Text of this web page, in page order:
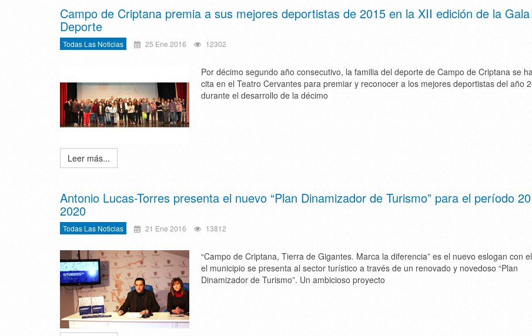
Campo de Criptana premia a sus mejores deportistas de 2015 en la XII edición de la
Deporte
Todas Las Noticias 25 Ene 2016 12302
Por décimo segundo año consecutivo, la familia del deporte de Campo de Criptana se
cita en el Teatro Cervantes para premiar y reconocer a los mejores deportistas del año
durante el desarrollo de la décimo
Leer más...
Antonio Lucas-Torres presenta el nuevo “Plan Dinamizador de Turismo” para el período
2020
Todas Las Noticias 21 Ene 2016 13812
“Campo de Criptana, Tierra de Gigantes. Marca la diferencia” es el nuevo eslogan con
el municipio se presenta al sector turístico a través de un renovado y novedoso “Plan
Dinamizador de Turismo”. Un ambicioso proyecto